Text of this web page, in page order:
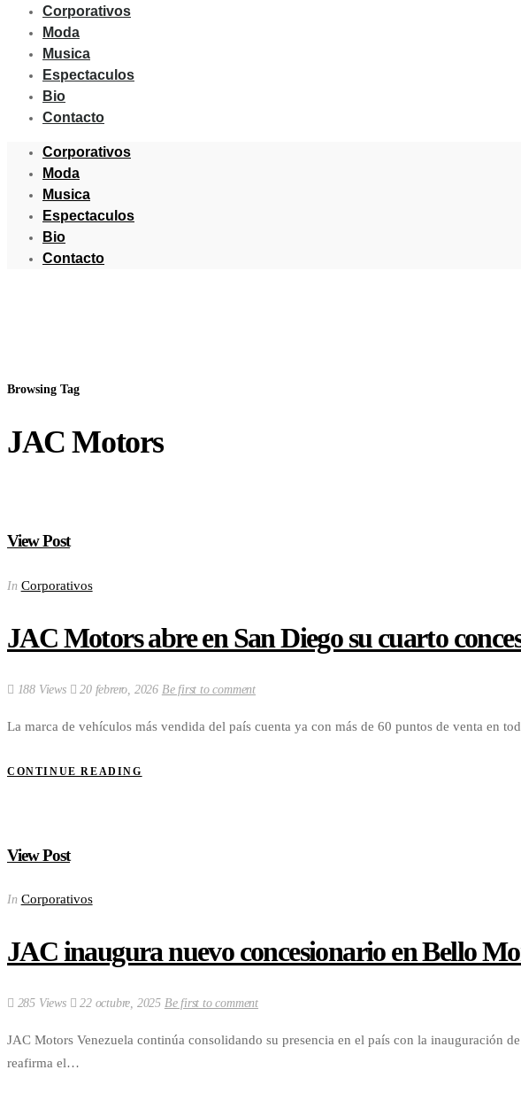
Corporativos
Moda
Musica
Espectaculos
Bio
Contacto
Corporativos
Moda
Musica
Espectaculos
Bio
Contacto
Browsing Tag
JAC Motors
View Post
In Corporativos
JAC Motors abre en San Diego su cuarto
188 Views 20 febrero, 2026 Be first to comment
La marca de vehículos más vendida del país cuenta ya con más de 60 puntos de venta en
CONTINUE READING
View Post
In Corporativos
JAC inaugura nuevo concesionario en Bello
285 Views 22 octubre, 2025 Be first to comment
JAC Motors Venezuela continúa consolidando su presencia en el país con la inauguración
reafirma el…